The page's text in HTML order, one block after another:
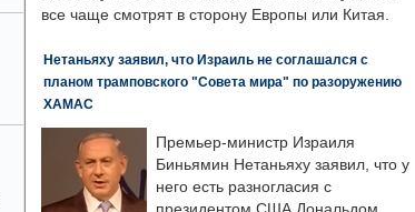
все чаще смотрят в сторону Европы или Китая.
Нетаньяху заявил, что Израиль не соглашался с
планом трамповского "Совета мира" по разоружению
ХАМАС
Премьер-министр Израиля
Биньямин Нетаньяху заявил, что у
него есть разногласия с